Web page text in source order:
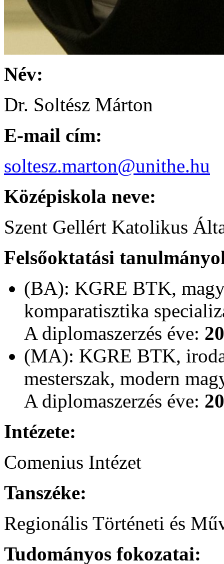
Név:
Dr. Soltész Márton
E-mail cím:
soltesz.marton@unithe.hu
Középiskola neve:
Szent Gellért Katolikus
Felsőoktatási
(BA): KGRE BTK,
komparatisztika
A diplomaszerzés éve:
(MA): KGRE BTK,
mesterszak, modern
A diplomaszerzés éve:
Intézete:
Comenius Intézet
Tanszéke:
Regionális Történeti és
Tudományos fokozatai: